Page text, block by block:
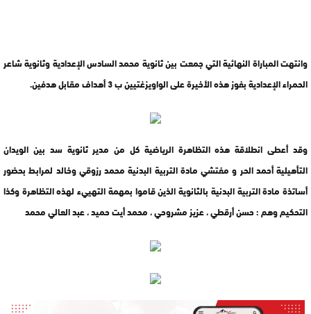
وانتهت المباراة النهائية التي جمعت بين ثانوية محمد السادس الإعدادية وثانوية شاعر
الحمراء الإعدادية بفوز هذه الأخيرة على الواويزغتيين ب 3 أهداف مقابل هدفين.
وقد أعطى انطلاقة هذه التظاهرة الرياضية كل من مدير ثانوية سد بين الويدان
التأهيلية أحمد الحر و مفتشي مادة التربية البدنية محمد رزوقي وخالد لمرابط بحضور
أساتذة مادة التربية البدنية بالثانوية الذين قاموا بمهمة التهييء لهذه التظاهرة وكذا
التحكيم وهم : حسن أرقطي ، عزيز مشروحي ، محمد أيت حميد ، عبد العالي محمد